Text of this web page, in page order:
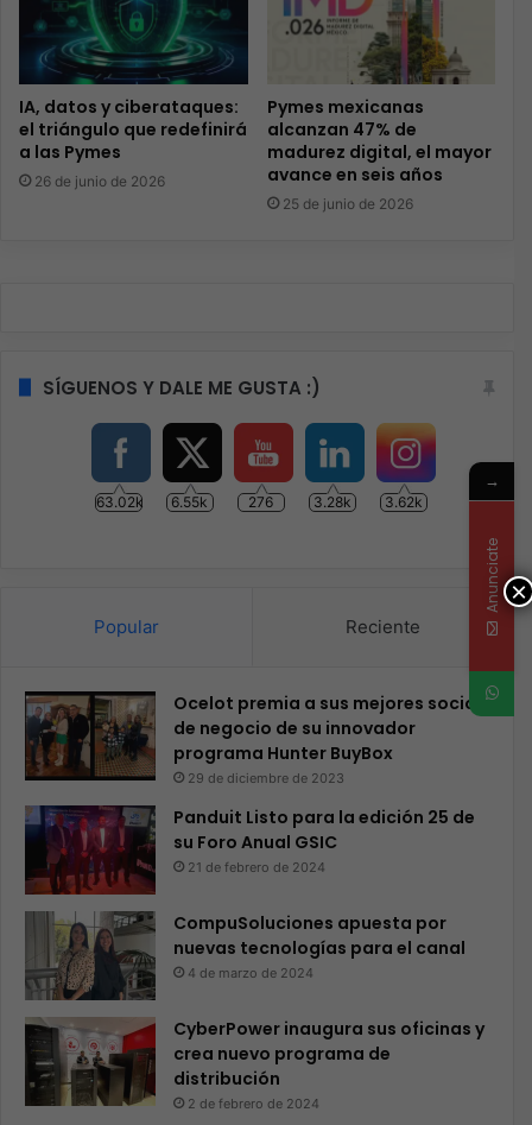
IA, datos y ciberataques:
el triángulo que redefinirá
a las Pymes
26 de junio de 2026
Pymes mexicanas
alcanzan 47% de
madurez digital, el mayor
avance en seis años
25 de junio de 2026
SÍGUENOS Y DALE ME GUSTA :)
63.02k 6.55k 276 3.28k 3.62k
Popular Reciente
Ocelot premia a sus mejores socios
de negocio de su innovador
programa Hunter BuyBox
29 de diciembre de 2023
Panduit Listo para la edición 25 de
su Foro Anual GSIC
21 de febrero de 2024
CompuSoluciones apuesta por
nuevas tecnologías para el canal
4 de marzo de 2024
CyberPower inaugura sus oficinas y
crea nuevo programa de
distribución
2 de febrero de 2024
×
→
Anunciate